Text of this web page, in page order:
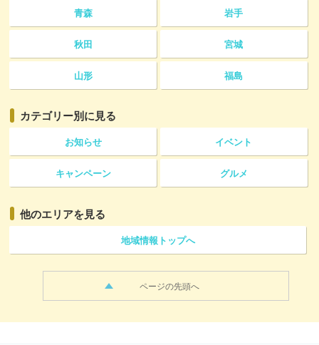
青森 岩手
秋田 宮城
山形 福島
カテゴリー別に見る
お知らせ イベント
キャンペーン グルメ
他のエリアを見る
地域情報トップへ
ページの先頭へ